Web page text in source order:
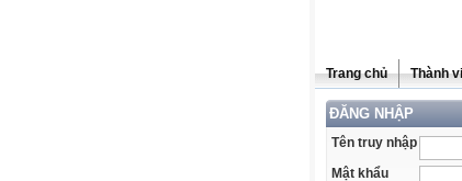
Trang chủ Thành
ĐĂNG NHẬP
Tên truy nhập
Mật khẩu